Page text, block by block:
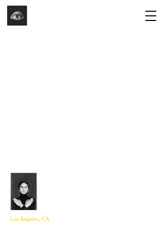
Los Angeles, CA